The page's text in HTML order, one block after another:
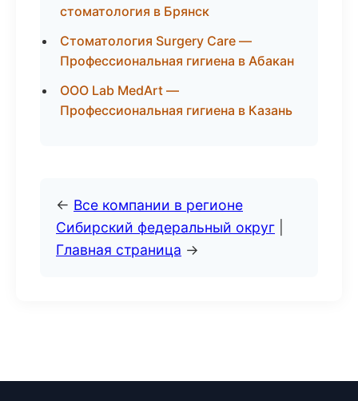
стоматология в Брянск
Стоматология Surgery Care —
Профессиональная гигиена в Абакан
ООО Lab MedArt —
Профессиональная гигиена в Казань
← Все компании в регионе
Сибирский федеральный округ
Главная страница →